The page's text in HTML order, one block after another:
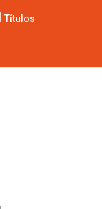
Títulos